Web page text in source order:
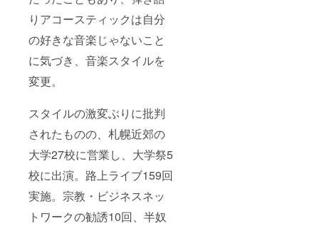
りアコースティックは自分
の好きな音楽じゃないこと
に気づき、音楽スタイルを
変更。
スタイルの激変ぶりに批判
されたものの、札幌近郊の
大学27校に営業し、大学祭5
校に出演。路上ライブ159回
実施。宗教・ビジネスネッ
トワークの勧誘10回、半奴